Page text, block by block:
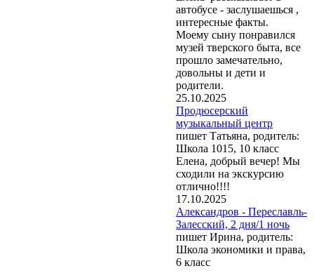
автобусе - заслушаешься ,
интересные факты.
Моему сыну понравился
музей тверского быта, все
прошло замечательно,
довольны и дети и
родители.
25.10.2025
Продюсерский
музыкальный центр
пишет Татьяна, родитель:
Школа 1015, 10 класс
Елена, добрый вечер! Мы
сходили на экскурсию
отлично!!!!
17.10.2025
Александров - Переславль-
Залесский, 2 дня/1 ночь
пишет Ирина, родитель:
Школа экономики и права,
6 класс